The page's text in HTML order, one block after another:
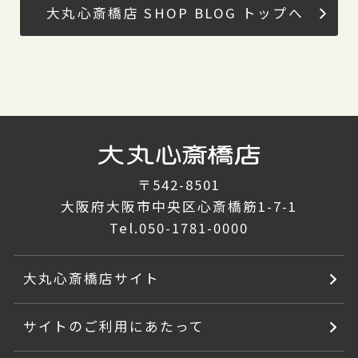
大丸心斎橋店 SHOP BLOG トップへ
〒542-8501
大阪府大阪市中央区心斎橋筋1-7-1
Tel.050-1781-0000
大丸心斎橋店サイト
サイトのご利用にあたって